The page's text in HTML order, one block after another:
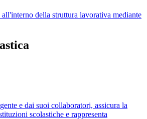
della struttura lavorativa mediante
e dai suoi collaboratori, assicura la
scolastiche e rappresenta